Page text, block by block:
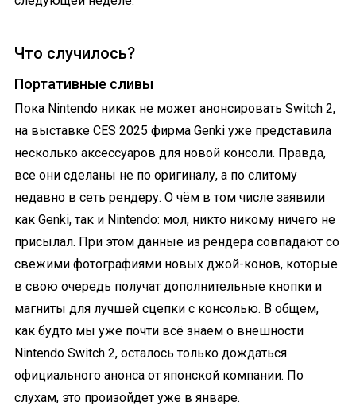
Что случилось?
Портативные сливы
Пока Nintendo никак не может анонсировать Switch 2,
на выставке CES 2025 фирма Genki уже представила
несколько аксессуаров для новой консоли. Правда,
все они сделаны не по оригиналу, а по слитому
недавно в сеть рендеру. О чём в том числе заявили
как Genki, так и Nintendo: мол, никто никому ничего не
присылал. При этом данные из рендера совпадают со
свежими фотографиями новых джой-конов, которые
в свою очередь получат дополнительные кнопки и
магниты для лучшей сцепки с консолью. В общем,
как будто мы уже почти всё знаем о внешности
Nintendo Switch 2, осталось только дождаться
официального анонса от японской компании. По
слухам, это произойдет уже в январе.